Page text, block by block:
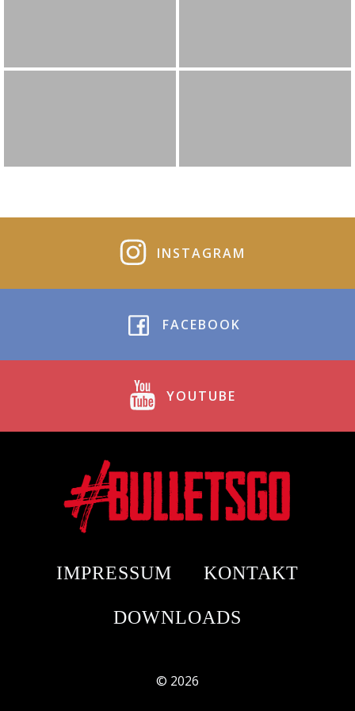
INSTAGRAM
FACEBOOK
YOUTUBE
IMPRESSUM KONTAKT
DOWNLOADS
© 2026